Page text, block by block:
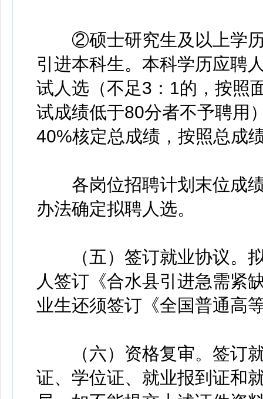
②硕士研究生及以上学历
引进本科生。本科学历应聘
试人选（不足3：1的，按照
试成绩低于80分者不予聘用
40%核定总成绩，按照总成
各岗位招聘计划末位成绩
办法确定拟聘人选。
（五）签订就业协议。拟
人签订《合水县引进急需紧
业生还须签订《全国普通高
（六）资格复审。签订就
证、学位证、就业报到证和